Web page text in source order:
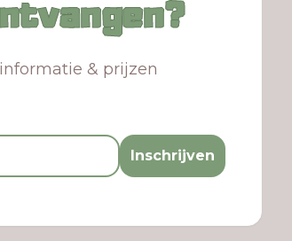
& prijzen
Inschrijven